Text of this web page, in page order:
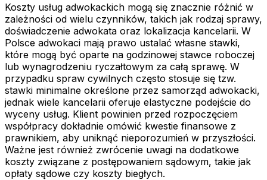
Koszty usług adwokackich mogą się znacznie różnić w
zależności od wielu czynników, takich jak rodzaj sprawy,
doświadczenie adwokata oraz lokalizacja kancelarii. W
Polsce adwokaci mają prawo ustalać własne stawki,
które mogą być oparte na godzinowej stawce roboczej
lub wynagrodzeniu ryczałtowym za całą sprawę. W
przypadku spraw cywilnych często stosuje się tzw.
stawki minimalne określone przez samorząd adwokacki,
jednak wiele kancelarii oferuje elastyczne podejście do
wyceny usług. Klient powinien przed rozpoczęciem
współpracy dokładnie omówić kwestie finansowe z
prawnikiem, aby uniknąć nieporozumień w przyszłości.
Ważne jest również zwrócenie uwagi na dodatkowe
koszty związane z postępowaniem sądowym, takie jak
opłaty sądowe czy koszty biegłych.